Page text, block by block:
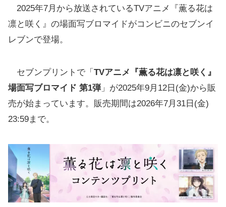
2025年7月から放送されているTVアニメ『薫る花は
凛と咲く』の場面写ブロマイドがコンビニのセブンイ
レブンで登場。
セブンプリントで「 TVアニメ『薫る花は凛と咲く』
場面写ブロマイド 第1弾」が2025年9月12日(金)から販
売が始まっています。販売期間は2026年7月31日(金)
23:59まで。